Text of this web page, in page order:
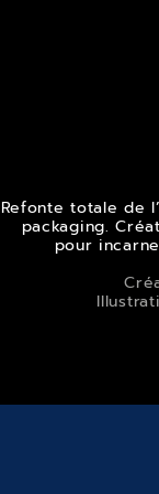
Refonte totale de
packaging.
pour